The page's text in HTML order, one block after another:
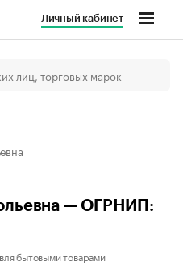
Личный кабинет
— ОГРНИП:
бытовыми товарами